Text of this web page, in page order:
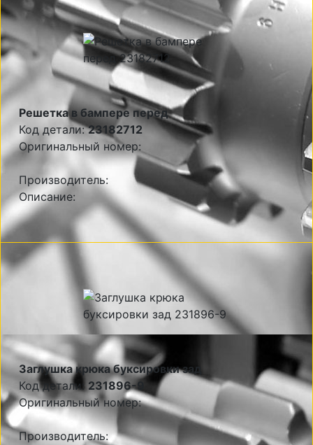
Решетка в бампере перед
Код детали:23182712
Оригинальный номер:
Производитель:
Описание:
Заглушка крюка буксировки зад
Код детали: 231896-9
Оригинальный номер:
Производитель: